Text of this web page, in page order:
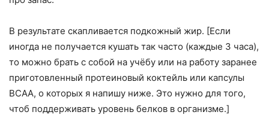
В результате скапливается подкожный жир. [Если
иногда не получается кушать так часто (каждые 3 часа),
то можно брать с собой на учёбу или на работу заранее
приготовленный протеиновый коктейль или капсулы
BCAA, о которых я напишу ниже. Это нужно для того,
чтоб поддерживать уровень белков в организме.]